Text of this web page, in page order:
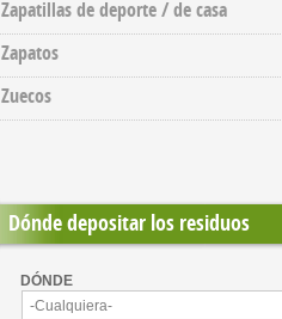
Zapatillas de deporte / de casa
Zapatos
Zuecos
Dónde depositar los residuos
DÓNDE
-Cualquiera-